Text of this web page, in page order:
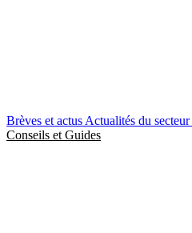
Brèves et actus Actualités du secteur
Conseils et Guides